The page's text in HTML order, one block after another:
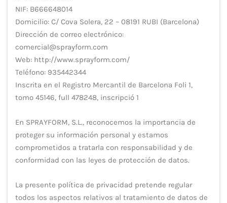
NIF: B666648014
Domicilio: C/ Cova Solera, 22 – 08191 RUBI (Barcelona)
Dirección de correo electrónico:
comercial@sprayform.com
Web: http://www.sprayform.com/
Teléfono: 935442344
Inscrita en el Registro Mercantil de Barcelona Foli 1,
tomo 45146, full 478248, inscripció 1
En SPRAYFORM, S.L., reconocemos la importancia de
proteger su información personal y estamos
comprometidos a tratarla con responsabilidad y de
conformidad con las leyes de protección de datos.
La presente política de privacidad pretende regular
todos los aspectos relativos al tratamiento de datos de